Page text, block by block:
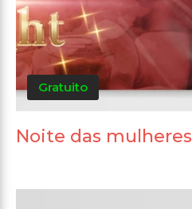
Gratuito
Noite das mulheres